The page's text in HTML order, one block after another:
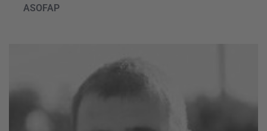
ASOFAP